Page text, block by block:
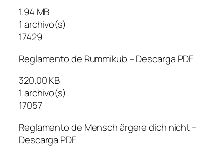
1.94 MB
1 archivo(s)
17429
Reglamento de Rummikub – Descarga PDF
320.00 KB
1 archivo(s)
17057
Reglamento de Mensch ärgere dich nicht –
Descarga PDF